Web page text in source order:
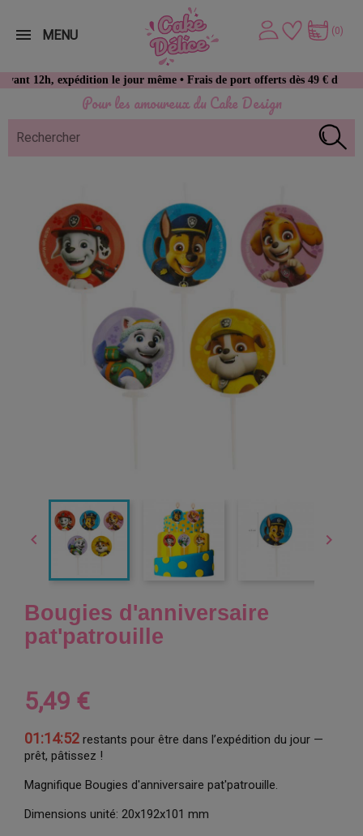
Pour les amoureux du Cake Design
expédition le jour même • Frais de port offerts dès 49 € d’achat
(0)
MENU
 
Bougies d'anniversaire
pat'patrouille
5,49 €
01:14:51 restants pour être dans l’expédition du jour —
prêt, pâtissez !
Magnifique Bougies d'anniversaire pat'patrouille.
Dimensions unité: 20x192x101 mm